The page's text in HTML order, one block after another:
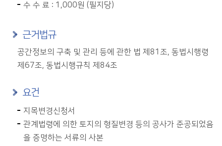
수 수 료 : 1,000원 (필지당)
근거법규
공간정보의 구축 및 관리 등에 관한 법 제81조, 동법시행령
제67조, 동법시행규칙 제84조
요건
지목변경신청서
관계법령에 의한 토지의 형질변경 등의 공사가 준공되었음
을 증명하는 서류의 사본